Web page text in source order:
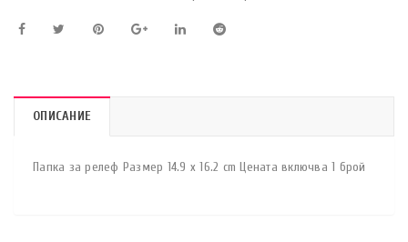
ОПИСАНИЕ
Папка за релеф Размер 14.9 x 16.2 cm Цената включва 1 брой